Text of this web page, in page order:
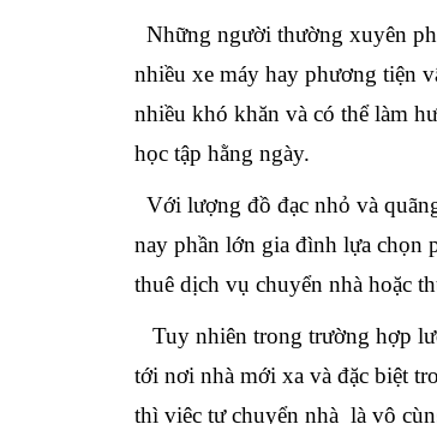
Những người thường xuyên
nhiều xe máy hay phương tiện
nhiều khó khăn và có thể làm
học tập hằng ngày.
Với lượng đồ đạc nhỏ và
nay phần lớn gia đình lựa chọn
thuê dịch vụ chuyển nhà hoặc
Tuy nhiên trong trường hợp
tới nơi nhà mới xa và đặc biệt
thì việc tự chuyển nhà là vô